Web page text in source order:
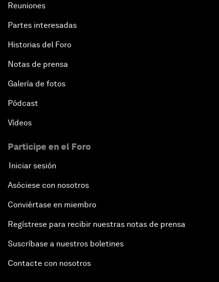
Reuniones
Partes interesadas
Historias del Foro
Notas de prensa
Galería de fotos
Pódcast
Vídeos
Participe en el Foro
Iniciar sesión
Asóciese con nosotros
Conviértase en miembro
Regístrese para recibir nuestras notas de prensa
Suscríbase a nuestros boletines
Contacte con nosotros